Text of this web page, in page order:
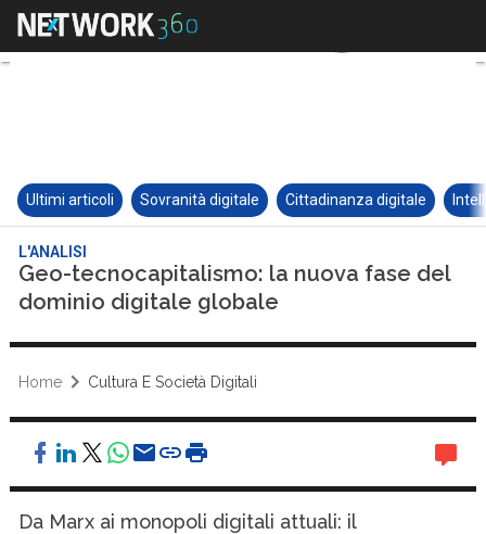
Ultimi articoli Sovranità digitale Cittadinanza digitale
L'ANALISI
Geo-tecnocapitalismo: la nuova fase del
dominio digitale globale
Home Cultura E Società Digitali
Da Marx ai monopoli digitali attuali: il